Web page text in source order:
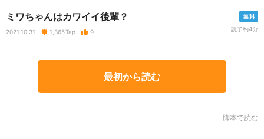
ミワちゃんはカワイイ後輩？
2021.10.31 1,365Tap 9 読了約4分
最初から読む
脚本で読む